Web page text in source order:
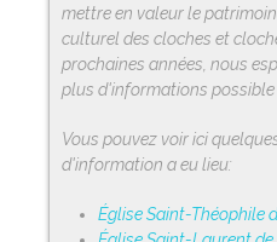
mettre en valeur le
culturel des cloches et
prochaines années, nous
plus d'informations possible
Vous pouvez voir ici
d'information a eu lieu:
Église Saint-Théophile